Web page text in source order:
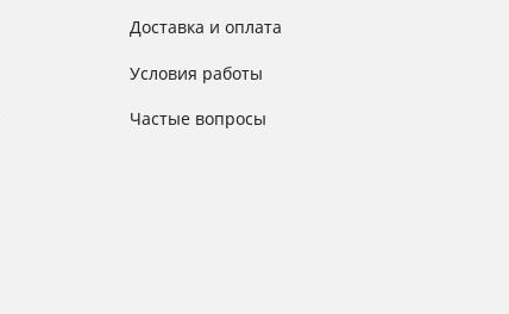
Доставка и оплата
Условия работы
Частые вопросы